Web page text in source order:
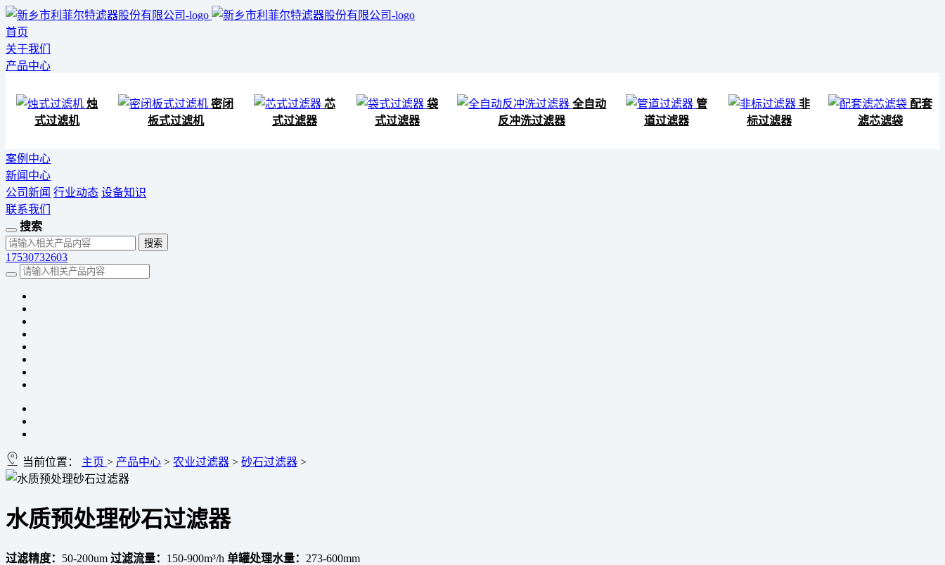
首页
关于我们
产品中心
烛
式过滤机
密闭
板式过滤机
芯
式过滤器
袋
式过滤器
全自动
反冲洗过滤器
管
道过滤器
非
标过滤器
配套
滤芯滤袋
案例中心
新闻中心
公司新闻 行业动态 设备知识
联系我们
搜索
17530732603
当前位置： 主页 > 产品中心 > 农业过滤器 > 砂石过滤器 >
水质预处理砂石过滤器
过滤精度： 50-200um 过滤流量： 150-900m³/h 单罐处理水量： 273-600mm